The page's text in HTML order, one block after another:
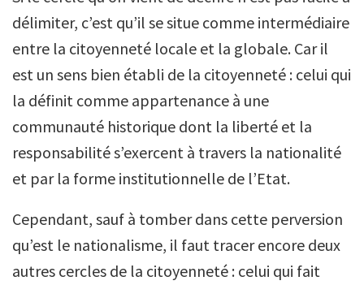
délimiter, c’est qu’il se situe comme intermédiaire
entre la citoyenneté locale et la globale. Car il
est un sens bien établi de la citoyenneté : celui qui
la définit comme appartenance à une
communauté historique dont la liberté et la
responsabilité s’exercent à travers la nationalité
et par la forme institutionnelle de l’Etat.
Cependant, sauf à tomber dans cette perversion
qu’est le nationalisme, il faut tracer encore deux
autres cercles de la citoyenneté : celui qui fait